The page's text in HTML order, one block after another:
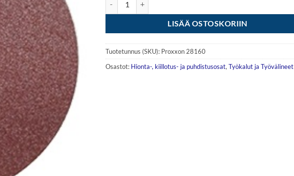
LISÄÄ OSTOSKORIIN
Tuotetunnus (SKU): Proxxon 28160
Osastot: Hionta-, kiillotus- ja puhdistusosat, Työkalut ja Työvälineet